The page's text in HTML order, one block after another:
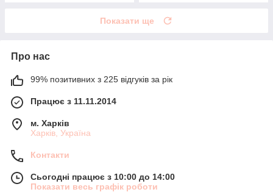
Показати ще
Про нас
99% позитивних з 225 відгуків за рік
Працює з 11.11.2014
м. Харків
Харків, Україна
Контакти
Сьогодні працює з 10:00 до 14:00
Показати весь графік роботи